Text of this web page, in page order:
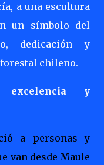
a una escultura
un símbolo del
dedicación y
chileno.
excelencia y
a personas y
van desde Maule